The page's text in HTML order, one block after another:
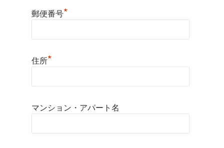
郵便番号*
住所*
マンション・アパート名